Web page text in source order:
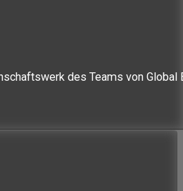
des Teams von